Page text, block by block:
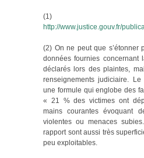
http://www.justice.gouv.fr/
(2) On ne peut que s’étonner
données fournies concernant
déclarés lors des plaintes,
renseignements judiciaire.
une formule qui englobe des
« 21 % des victimes ont
mains courantes évoquant
violentes ou menaces
rapport sont aussi très
peu exploitables.